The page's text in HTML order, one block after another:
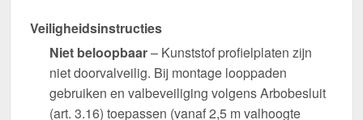
Veiligheidsinstructies
Niet beloopbaar– Kunststof profielplaten zijn
niet doorvalveilig. Bij montage looppaden
gebruiken en valbeveiliging volgens Arbobesluit
(art. 3.16) toepassen (vanaf 2,5 m valhoogte